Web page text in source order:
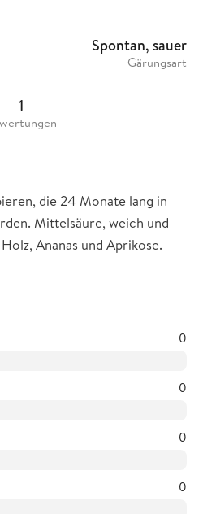
Spontan, sauer
Gärungsart
1
die 24 Monate lang in
Mittelsäure, weich und
Ananas und Aprikose.
0
0
0
0